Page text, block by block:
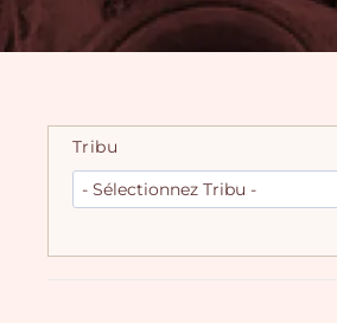
Tribu